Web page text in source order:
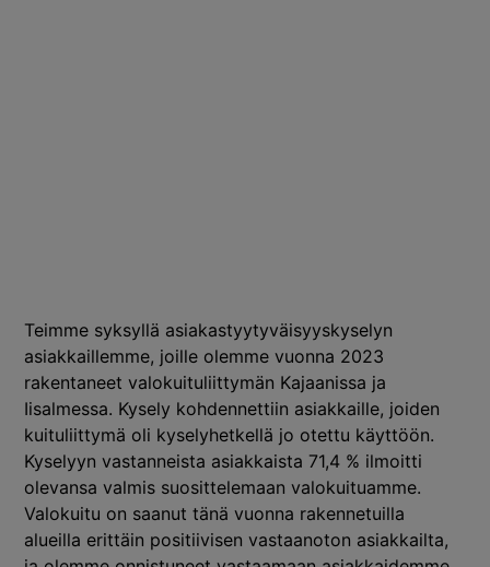
Teimme syksyllä asiakastyytyväisyyskyselyn
asiakkaillemme, joille olemme vuonna 2023
rakentaneet valokuituliittymän Kajaanissa ja
Iisalmessa. Kysely kohdennettiin asiakkaille, joiden
kuituliittymä oli kyselyhetkellä jo otettu käyttöön.
Kyselyyn vastanneista asiakkaista 71,4 % ilmoitti
olevansa valmis suosittelemaan valokuituamme.
Valokuitu on saanut tänä vuonna rakennetuilla
alueilla erittäin positiivisen vastaanoton asiakkailta,